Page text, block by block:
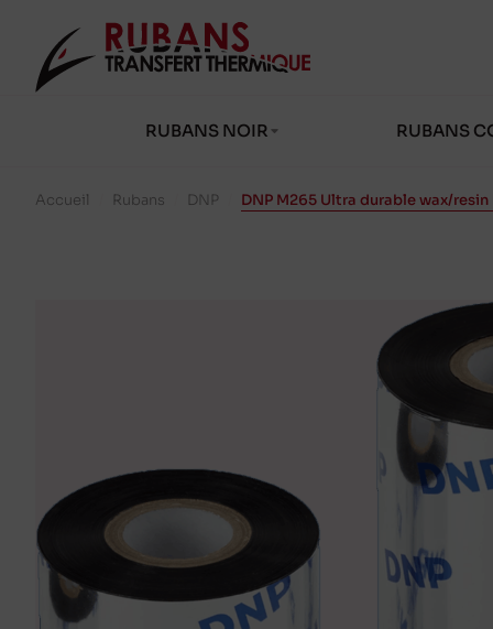
RUBANS NOIR RUBANS
Accueil Rubans DNP DNP M265 Ultra durable wax/